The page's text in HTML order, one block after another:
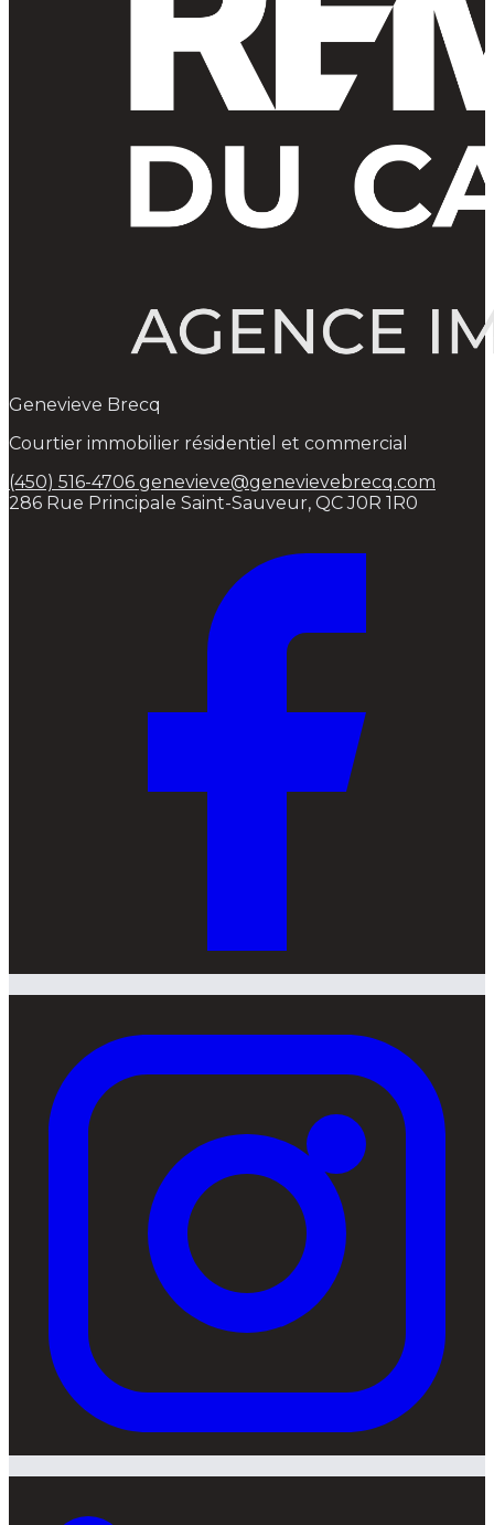
Genevieve Brecq
Courtier immobilier résidentiel et commercial
(450) 516-4706 genevieve@genevievebrecq.com
286 Rue Principale Saint-Sauveur, QC J0R 1R0